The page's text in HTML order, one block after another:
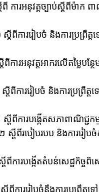
ការអនុវត្តច្បាប់ស្តីពីម៉ាក ព
ពីការរៀបចំ និងការប្រព្រឹត្ត
រអនុវត្តអាករលើតម្លៃបន្ថ
ពីការរៀបចំ និងការប្រព្រឹត្
ពីការបង្កើតសភាពាណិជ្ជកម្
តីពីរបៀបរបប និងការរៀបចំ
ការបង្កើតតំបន់សេដ្ឋកិច្ចពិ
ពីការរៀបចំនឹងការប្រព្រឹត្តទ